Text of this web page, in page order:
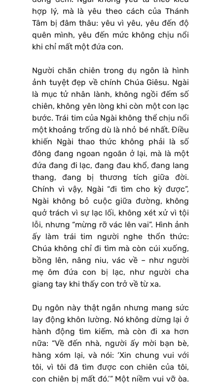
hợp lý, mà là yêu theo cách của Thánh
Tâm bị đâm thâu: yêu vì yêu, yêu đến độ
quên mình, yêu đến mức không chịu nổi
khi chỉ mất một đứa con.
Người chăn chiên trong dụ ngôn là hình
ảnh tuyệt đẹp về chính Chúa Giêsu. Ngài
là mục tử nhân lành, không ngồi đếm số
chiên, không yên lòng khi còn một con lạc
bước. Trái tim của Ngài không thể chịu nổi
một khoảng trống dù là nhỏ bé nhất. Điều
khiến Ngài thao thức không phải là số
đông đang ngoan ngoãn ở lại, mà là một
đứa đang đi lạc, đang đau khổ, đang lang
thang, đang bị thương tích giữa đời.
Chính vì vậy, Ngài “đi tìm cho kỳ được”,
Ngài không bỏ cuộc giữa đường, không
quở trách vì sự lạc lối, không xét xử vì tội
lỗi, nhưng “mừng rỡ vác lên vai”. Hình ảnh
ấy làm trái tim người nghe thổn thức:
Chúa không chỉ đi tìm mà còn cúi xuống,
bồng lên, nâng niu, vác về – như người
mẹ ôm đứa con bị lạc, như người cha
giang tay khi thấy con trở về từ xa.
Dụ ngôn này thật ngắn nhưng mang sức
lay động khôn lường. Nó không dừng lại ở
hành động tìm kiếm, mà còn đi xa hơn
nữa: “Về đến nhà, người ấy mời bạn bè,
hàng xóm lại, và nói: ‘Xin chung vui với
tôi, vì tôi đã tìm được con chiên của tôi,
con chiên bị mất đó.’” Một niềm vui vỡ òa.